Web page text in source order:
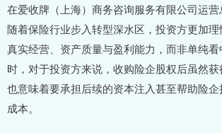
在爱收牌（上海）商务咨询服务有限公司运营
随着保险行业步入转型深水区，投资方更加
真实经营、资产质量与盈利能力，而非单纯
时，对于投资方来说，收购险企股权后虽然
也意味着要承担后续的资本注入甚至帮助险
成本。